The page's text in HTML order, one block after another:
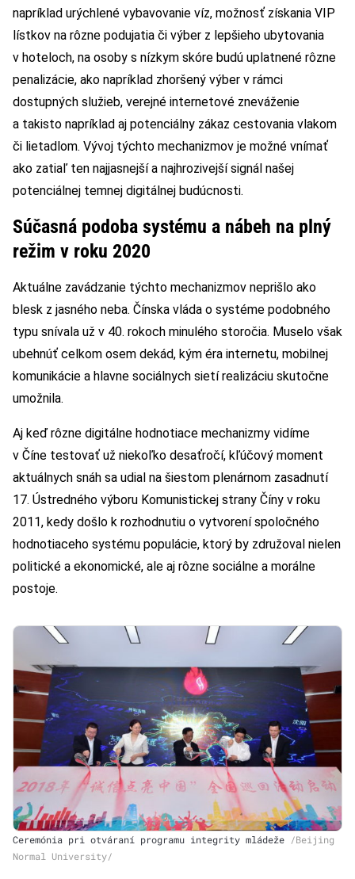
napríklad urýchlené vybavovanie víz, možnosť získania VIP
lístkov na rôzne podujatia či výber z lepšieho ubytovania
v hoteloch, na osoby s nízkym skóre budú uplatnené rôzne
penalizácie, ako napríklad zhoršený výber v rámci
dostupných služieb, verejné internetové zneváženie
a takisto napríklad aj potenciálny zákaz cestovania vlakom
či lietadlom. Vývoj týchto mechanizmov je možné vnímať
ako zatiaľ ten najjasnejší a najhrozivejší signál našej
potenciálnej temnej digitálnej budúcnosti.
Súčasná podoba systému a nábeh na plný
režim v roku 2020
Aktuálne zavádzanie týchto mechanizmov neprišlo ako
blesk z jasného neba. Čínska vláda o systéme podobného
typu snívala už v 40. rokoch minulého storočia. Muselo však
ubehnúť celkom osem dekád, kým éra internetu, mobilnej
komunikácie a hlavne sociálnych sietí realizáciu skutočne
umožnila.
Aj keď rôzne digitálne hodnotiace mechanizmy vidíme
v Číne testovať už niekoľko desaťročí, kľúčový moment
aktuálnych snáh sa udial na šiestom plenárnom zasadnutí
17. Ústredného výboru Komunistickej strany Číny v roku
2011, kedy došlo k rozhodnutiu o vytvorení spoločného
hodnotiaceho systému populácie, ktorý by združoval nielen
politické a ekonomické, ale aj rôzne sociálne a morálne
postoje.
Ceremónia pri otváraní programu integrity mládeže /Beijing
Normal University/